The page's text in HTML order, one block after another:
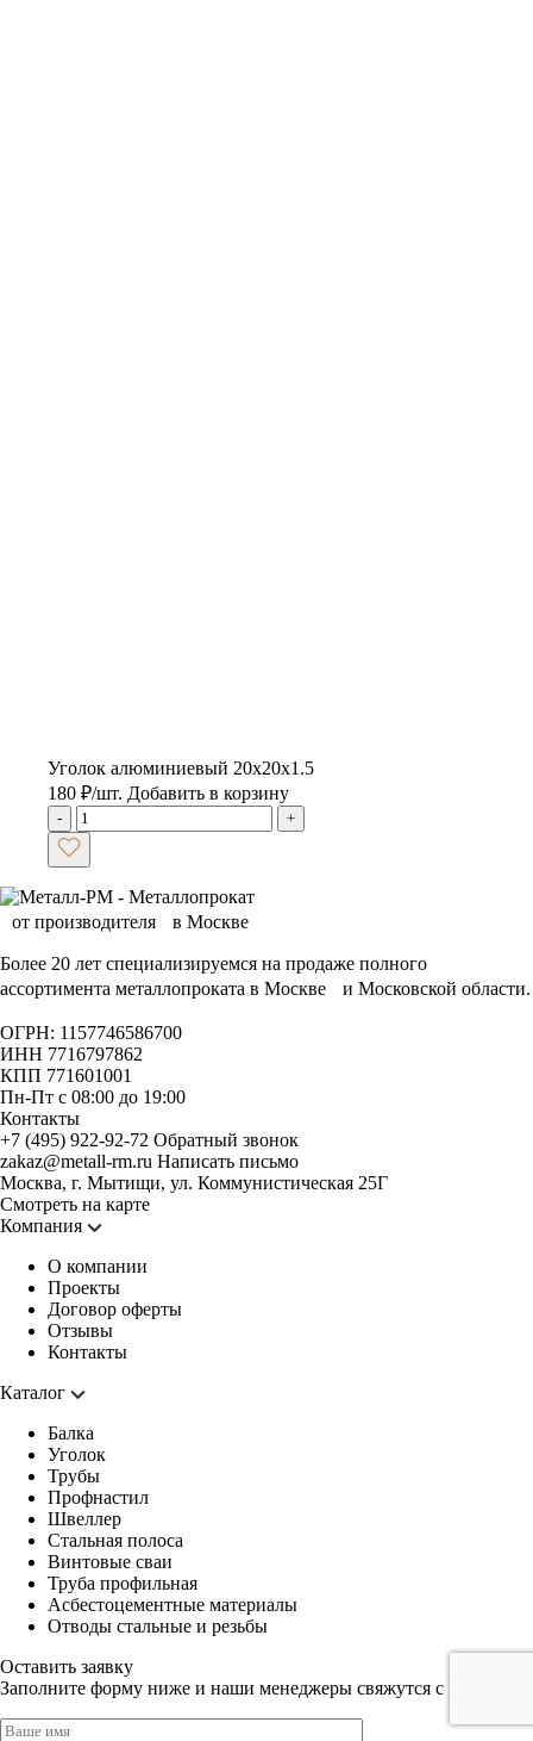
Уголок алюминиевый 20х20х1.5
180 ₽/шт. Добавить в корзину
- +
Более 20 лет специализируемся на продаже полного
ассортимента металлопроката в Москве и Московской области.
ОГРН: 1157746586700
ИНН 7716797862
КПП 771601001
Пн-Пт с 08:00 до 19:00
Контакты
+7 (495) 922-92-72 Обратный звонок
zakaz@metall-rm.ru Написать письмо
Москва, г. Мытищи, ул. Коммунистическая 25Г
Смотреть на карте
Компания
О компании
Проекты
Договор оферты
Отзывы
Контакты
Каталог
Балка
Уголок
Трубы
Профнастил
Швеллер
Стальная полоса
Винтовые сваи
Труба профильная
Асбестоцементные материалы
Отводы стальные и резьбы
Оставить заявку
Заполните форму ниже и наши менеджеры свяжутся с Вами.